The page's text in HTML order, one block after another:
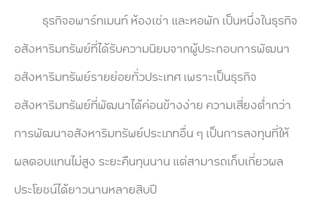
ธุรกิจอพาร์ทเมนท์ ห้องเช่า และหอพัก เป็นหนึ่งในธุรกิจ
อสังหาริมทรัพย์ที่ได้รับความนิยมจากผู้ประกอบการพัฒนา
อสังหาริมทรัพย์รายย่อยทั่วประเทศ เพราะเป็นธุรกิจ
อสังหาริมทรัพย์ที่พัฒนาได้ค่อนข้างง่าย ความเสี่ยงต่ำกว่า
การพัฒนาอสังหาริมทรัพย์ประเภทอื่น ๆ เป็นการลงทุนที่ให้
ผลตอบแทนไม่สูง ระยะคืนทุนนาน แต่สามารถเก็บเกี่ยวผล
ประโยชน์ได้ยาวนานหลายสิบปี